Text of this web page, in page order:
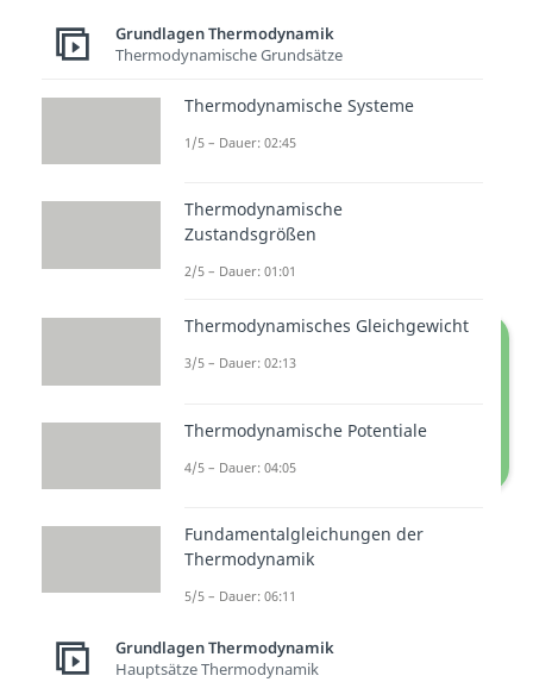
Endothermist dementsprechend
exotherm. Hier spricht man von
uns jetzt anhand eines einfachen
Beispiels an.
Grundlagen Thermodynamik
Thermodynamische Grundsätze
Thermodynamische Systeme
1/5 – Dauer: 02:45
Thermodynamische
Zustandsgrößen
2/5 – Dauer: 01:01
Thermodynamisches Gleichgewicht
3/5 – Dauer: 02:13
Thermodynamische Potentiale
4/5 – Dauer: 04:05
Fundamentalgleichungen der
Thermodynamik
5/5 – Dauer: 06:11
Grundlagen Thermodynamik
Hauptsätze Thermodynamik